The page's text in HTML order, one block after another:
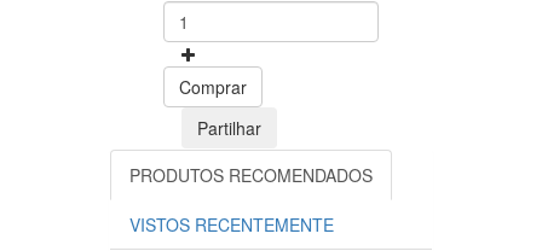
Comprar
Partilhar
PRODUTOS RECOMENDADOS
VISTOS RECENTEMENTE